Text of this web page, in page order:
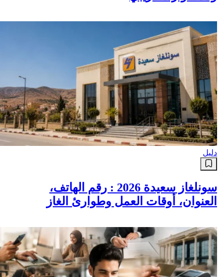
دليل
سونلغاز سعيدة 2026 : رقم الهاتف،
العنوان، أوقات العمل وطوارئ الغاز